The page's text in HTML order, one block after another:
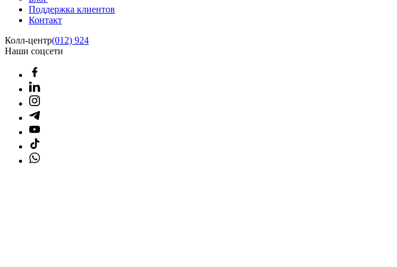
Поддержка клиентов
Контакт
Колл-центр(012) 924
Наши соцсети